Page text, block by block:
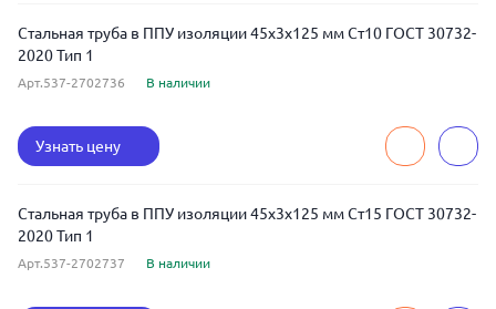
Стальная труба в ППУ изоляции 45x3x125 мм Ст10 ГОСТ 30732-
2020 Тип 1
Арт.537-2702736 В наличии
Узнать цену
Стальная труба в ППУ изоляции 45x3x125 мм Ст15 ГОСТ 30732-
2020 Тип 1
Арт.537-2702737 В наличии